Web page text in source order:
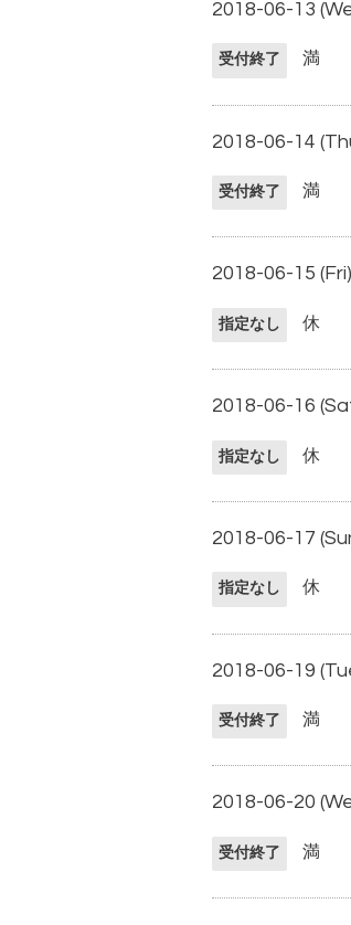
2018-06-13
受付終了 満
2018-06-14
受付終了 満
2018-06-15 (Fri)
指定なし 休
2018-06-16
指定なし 休
2018-06-17
指定なし 休
2018-06-19
受付終了 満
2018-06-20
受付終了 満